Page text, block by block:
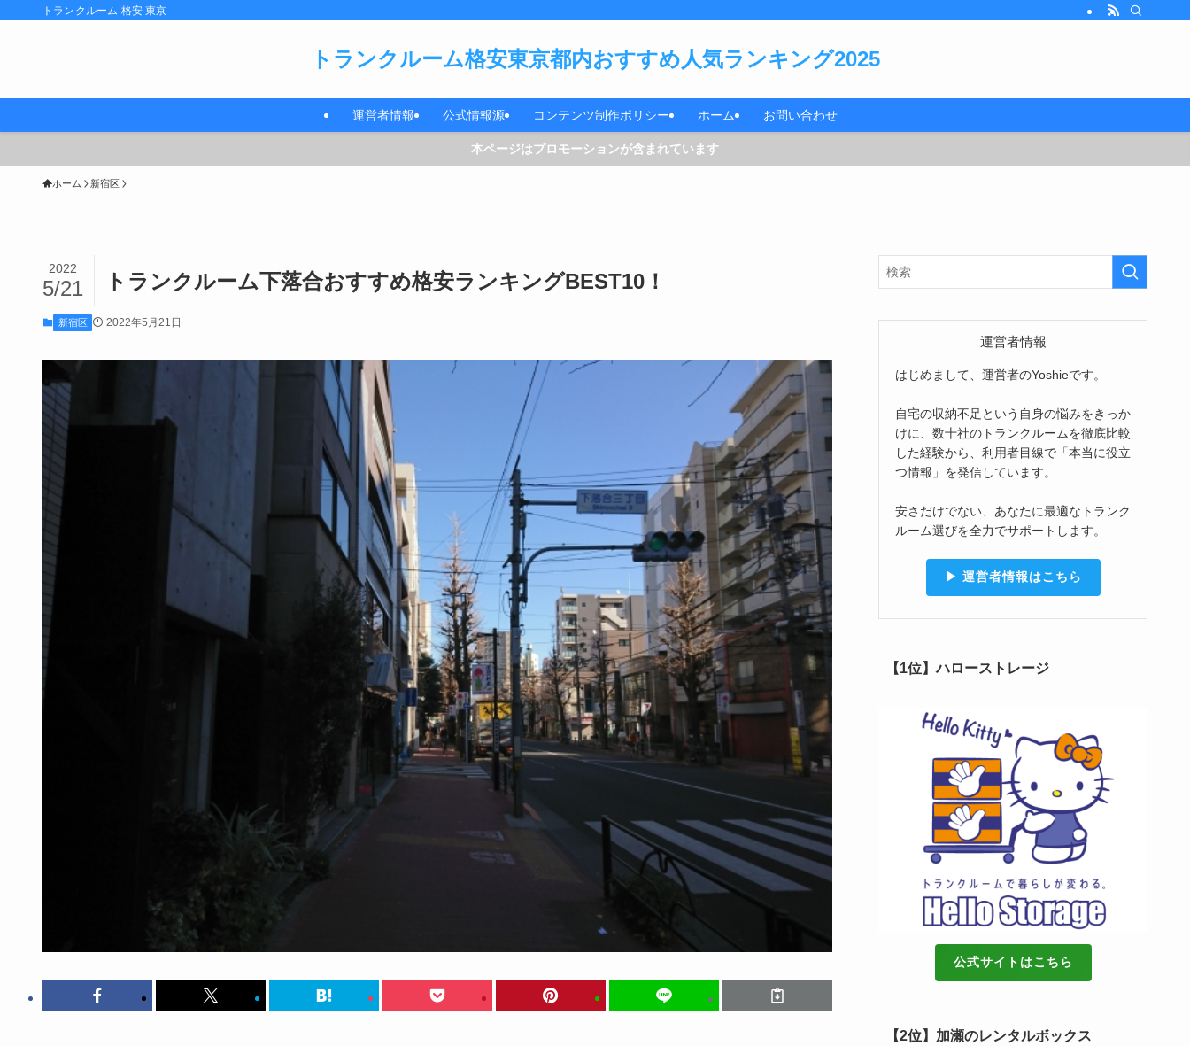
トランクルーム 格安 東京
トランクルーム格安東京都内おすすめ人気ランキング2025
運営者情報 公式情報源 コンテンツ制作ポリシー ホーム お問い合わせ
本ページはプロモーションが含まれています
ホーム 新宿区
トランクルーム下落合おすすめ格安ランキングBEST10！
2022
5/21
新宿区 2022年5月21日
運営者情報
はじめまして、運営者のYoshieです。
自宅の収納不足という自身の悩みをきっか
けに、数十社のトランクルームを徹底比較
した経験から、利用者目線で「本当に役立
つ情報」を発信しています。
安さだけでない、あなたに最適なトランク
ルーム選びを全力でサポートします。
▶︎ 運営者情報はこちら
【1位】ハローストレージ
公式サイトはこちら
【2位】加瀬のレンタルボックス